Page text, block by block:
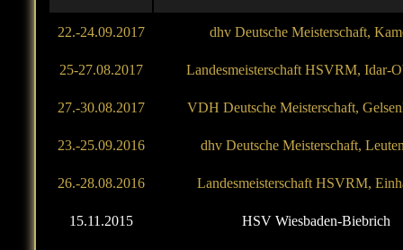
22.-24.09.2017 dhv Deutsche Meisterschaft,
25-27.08.2017 Landesmeisterschaft HSVRM, Idar-
27.-30.08.2017 VDH Deutsche Meisterschaft,
23.-25.09.2016 dhv Deutsche Meisterschaft,
26.-28.08.2016 Landesmeisterschaft HSVRM,
15.11.2015 HSV Wiesbaden-Biebrich